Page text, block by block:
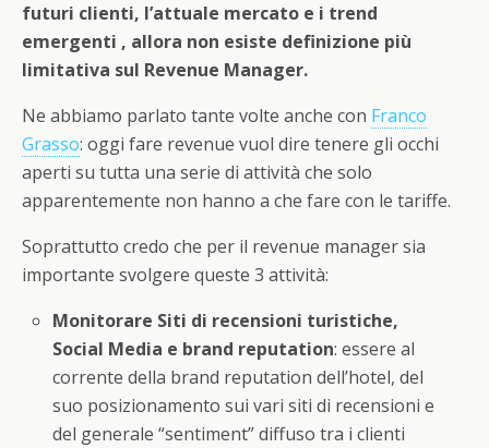
futuri clienti, l’attuale mercato e i trend
emergenti , allora non esiste definizione più
limitativa sul Revenue Manager.
Ne abbiamo parlato tante volte anche con Franco
Grasso: oggi fare revenue vuol dire tenere gli occhi
aperti su tutta una serie di attività che solo
apparentemente non hanno a che fare con le tariffe.
Soprattutto credo che per il revenue manager sia
importante svolgere queste 3 attività:
Monitorare Siti di recensioni turistiche,
Social Media e brand reputation: essere al
corrente della brand reputation dell’hotel, del
suo posizionamento sui vari siti di recensioni e
del generale “sentiment” diffuso tra i clienti